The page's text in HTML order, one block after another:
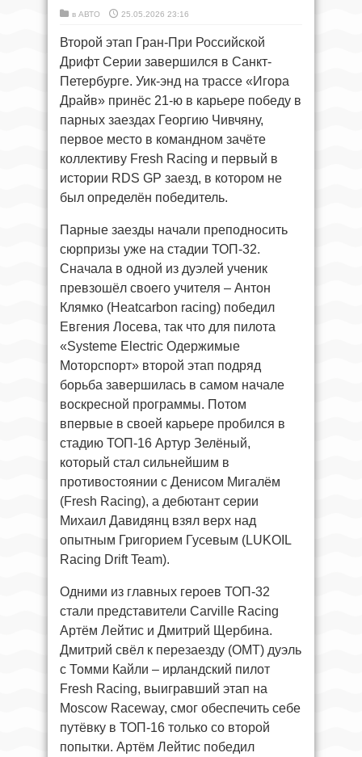
в АВТО 25.05.2026 23:16
Второй этап Гран-При Российской
Дрифт Серии завершился в Санкт-
Петербурге. Уик-энд на трассе «Игора
Драйв» принёс 21-ю в карьере победу в
парных заездах Георгию Чивчяну,
первое место в командном зачёте
коллективу Fresh Racing и первый в
истории RDS GP заезд, в котором не
был определён победитель.
Парные заезды начали преподносить
сюрпризы уже на стадии ТОП-32.
Сначала в одной из дуэлей ученик
превзошёл своего учителя – Антон
Клямко (Heatcarbon racing) победил
Евгения Лосева, так что для пилота
«Systeme Electric Одержимые
Моторспорт» второй этап подряд
борьба завершилась в самом начале
воскресной программы. Потом
впервые в своей карьере пробился в
стадию ТОП-16 Артур Зелёный,
который стал сильнейшим в
противостоянии с Денисом Мигалём
(Fresh Racing), а дебютант серии
Михаил Давидянц взял верх над
опытным Григорием Гусевым (LUKOIL
Racing Drift Team).
Одними из главных героев ТОП-32
стали представители Carville Racing
Артём Лейтис и Дмитрий Щербина.
Дмитрий свёл к перезаезду (ОМТ) дуэль
с Томми Кайли – ирландский пилот
Fresh Racing, выигравший этап на
Moscow Raceway, смог обеспечить себе
путёвку в ТОП-16 только со второй
попытки. Артём Лейтис победил